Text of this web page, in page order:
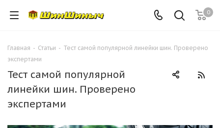
0
Главная - Статьи - Тест самой популярной линейки шин. Проверено
экспертами
Тест самой популярной
линейки шин. Проверено
экспертами